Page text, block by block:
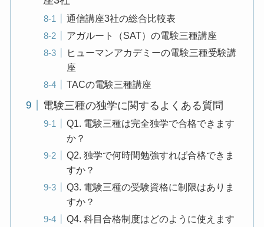
通信講座3社の総合比較表
アガルート（SAT）の電験三種講座
ヒューマンアカデミーの電験三種受験講
座
TACの電験三種講座
電験三種の独学に関するよくある質問
Q1. 電験三種は完全独学で合格できます
か？
Q2. 独学で何時間勉強すれば合格できま
すか？
Q3. 電験三種の受験資格に制限はありま
すか？
Q4. 科目合格制度はどのように使えます